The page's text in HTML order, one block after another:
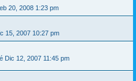
20, 2008 1:23 pm
15, 2007 10:27 pm
Dic 12, 2007 11:45 pm